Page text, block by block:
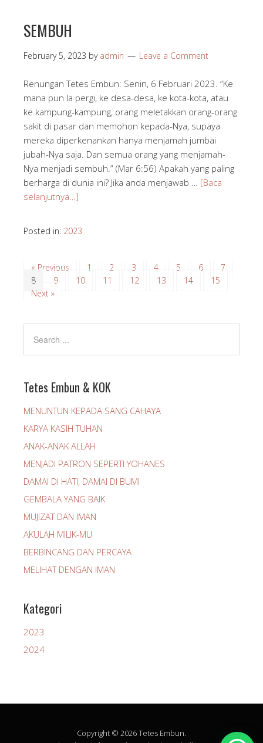
SEMBUH
February 5, 2023 by admin Leave a Comment
Renungan Tetes Embun: Senin, 6 Februari 2023. “Ke
mana pun Ia pergi, ke desa-desa, ke kota-kota, atau
ke kampung-kampung, orang meletakkan orang-orang
sakit di pasar dan memohon kepada-Nya, supaya
mereka diperkenankan hanya menjamah jumbai
jubah-Nya saja. Dan semua orang yang menjamah-
Nya menjadi sembuh.” (Mar 6:56) Apakah yang paling
berharga di dunia ini? Jika anda menjawab … [Baca
selanjutnya…]
Posted in: 2023
« Previous 1 2 3 4 5 6
7
8
9 10 11 12 13 14
15
Next »
Tetes Embun & KOK
MENUNTUN KEPADA SANG CAHAYA
KARYA KASIH TUHAN
ANAK-ANAK ALLAH
MENJADI PATRON SEPERTI YOHANES
DAMAI DI HATI, DAMAI DI BUMI
GEMBALA YANG BAIK
MUJIZAT DAN IMAN
AKULAH MILIK-MU
BERBINCANG DAN PERCAYA
MELIHAT DENGAN IMAN
Kategori
2023
2024
Copyright © 2026 Tetes Embun.